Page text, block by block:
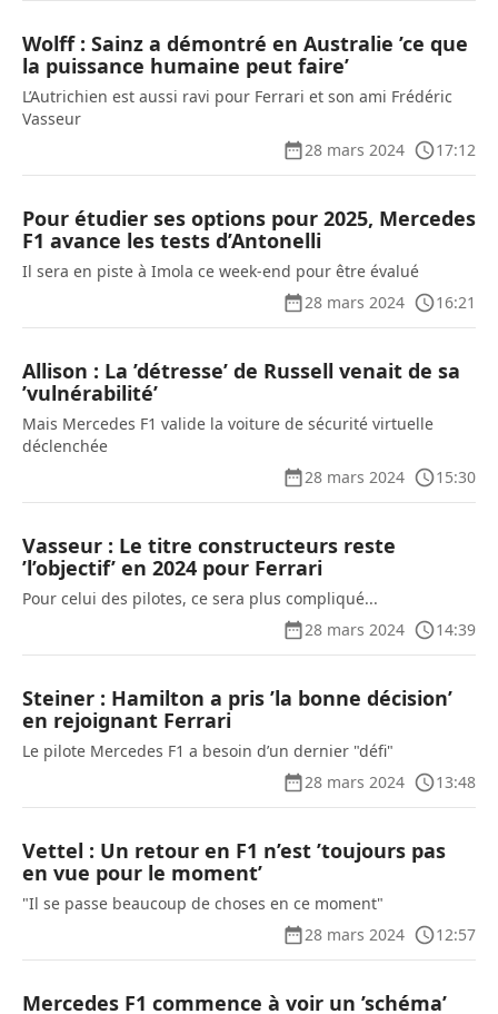
Wolff : Sainz a démontré en Australie ’ce que
la puissance humaine peut faire’
L’Autrichien est aussi ravi pour Ferrari et son ami Frédéric
Vasseur
28 mars 2024
17:12
Pour étudier ses options pour 2025, Mercedes
F1 avance les tests d’Antonelli
Il sera en piste à Imola ce week-end pour être évalué
28 mars 2024
16:21
Allison : La ’détresse’ de Russell venait de sa
’vulnérabilité’
Mais Mercedes F1 valide la voiture de sécurité virtuelle
déclenchée
28 mars 2024
15:30
Vasseur : Le titre constructeurs reste
’l’objectif’ en 2024 pour Ferrari
Pour celui des pilotes, ce sera plus compliqué...
28 mars 2024
14:39
Steiner : Hamilton a pris ’la bonne décision’
en rejoignant Ferrari
Le pilote Mercedes F1 a besoin d’un dernier "défi"
28 mars 2024
13:48
Vettel : Un retour en F1 n’est ’toujours pas
en vue pour le moment’
"Il se passe beaucoup de choses en ce moment"
28 mars 2024
12:57
Mercedes F1 commence à voir un ’schéma’